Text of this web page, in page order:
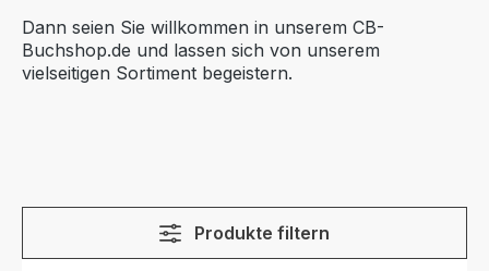
Dann seien Sie willkommen in unserem CB-
Buchshop.de und lassen sich von unserem
vielseitigen Sortiment begeistern.
Produkte filtern